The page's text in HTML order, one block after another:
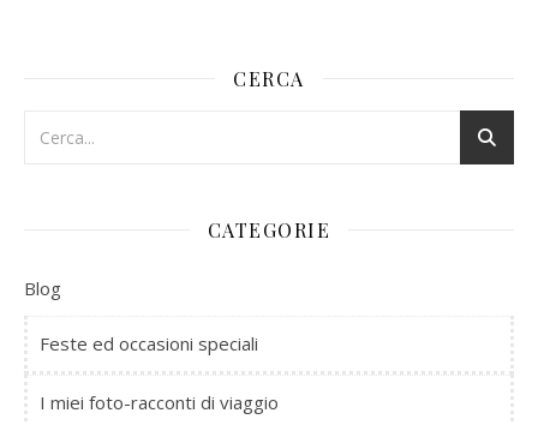
CERCA
CATEGORIE
Blog
Feste ed occasioni speciali
I miei foto-racconti di viaggio